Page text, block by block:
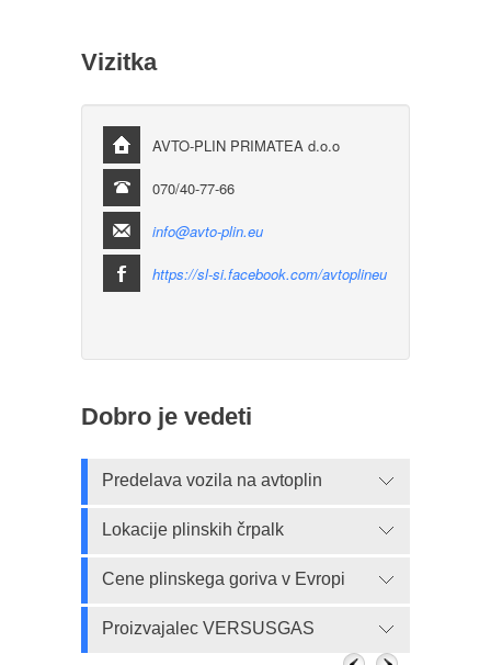
Vizitka
AVTO-PLIN PRIMATEA d.o.o
070/40-77-66
info@avto-plin.eu
https://sl-si.facebook.com/avtoplineu
Dobro je vedeti
Predelava vozila na avtoplin
Lokacije plinskih črpalk
Cene plinskega goriva v Evropi
Proizvajalec VERSUSGAS